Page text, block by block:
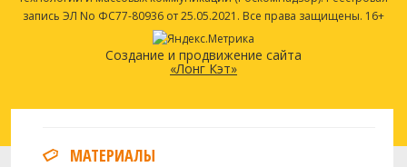
запись ЭЛ No ФС77-80936 от 25.05.2021. Все права защищены. 16+
Создание и продвижение сайта
«Лонг Кэт»
МАТЕРИАЛЫ